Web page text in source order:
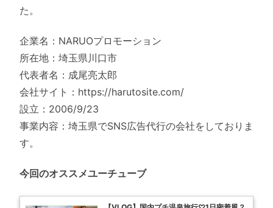
た。
企業名：NARUOプロモーション
所在地：埼玉県川口市
代表者名：成尾亮太郎
会社サイト：https://harutosite.com/
設立：2006/9/23
事業内容：埼玉県でSNS広告代行の会社をしておりま
す。
今回のオススメユーチューブ